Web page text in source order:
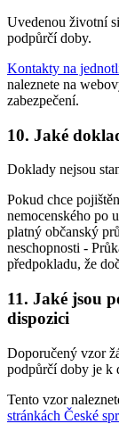
Uvedenou životní
podpůrčí doby.
Kontakty na
naleznete na
zabezpečení.
10. Jaké
Doklady nejsou
Pokud chce
nemocenského po
platný občanský
neschopnosti -
předpokladu, že
11. Jaké jsou
dispozici
Doporučený vzor
podpůrčí doby je k
Tento vzor
stránkách České